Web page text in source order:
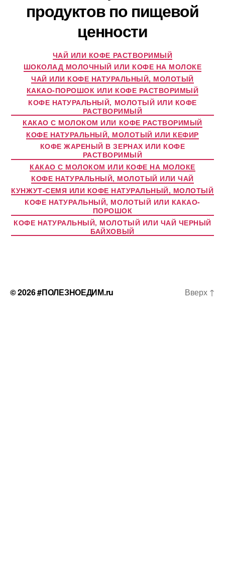
продуктов по пищевой
ценности
ЧАЙ ИЛИ КОФЕ РАСТВОРИМЫЙ
ШОКОЛАД МОЛОЧНЫЙ ИЛИ КОФЕ НА МОЛОКЕ
ЧАЙ ИЛИ КОФЕ НАТУРАЛЬНЫЙ, МОЛОТЫЙ
КАКАО-ПОРОШОК ИЛИ КОФЕ РАСТВОРИМЫЙ
КОФЕ НАТУРАЛЬНЫЙ, МОЛОТЫЙ ИЛИ КОФЕ
РАСТВОРИМЫЙ
КАКАО С МОЛОКОМ ИЛИ КОФЕ РАСТВОРИМЫЙ
КОФЕ НАТУРАЛЬНЫЙ, МОЛОТЫЙ ИЛИ КЕФИР
КОФЕ ЖАРЕНЫЙ В ЗЕРНАХ ИЛИ КОФЕ
РАСТВОРИМЫЙ
КАКАО С МОЛОКОМ ИЛИ КОФЕ НА МОЛОКЕ
КОФЕ НАТУРАЛЬНЫЙ, МОЛОТЫЙ ИЛИ ЧАЙ
КУНЖУТ-СЕМЯ ИЛИ КОФЕ НАТУРАЛЬНЫЙ, МОЛОТЫЙ
КОФЕ НАТУРАЛЬНЫЙ, МОЛОТЫЙ ИЛИ КАКАО-
ПОРОШОК
КОФЕ НАТУРАЛЬНЫЙ, МОЛОТЫЙ ИЛИ ЧАЙ ЧЕРНЫЙ
БАЙХОВЫЙ
© 2026#ПОЛЕЗНОЕДИМ.ru Вверх ↑